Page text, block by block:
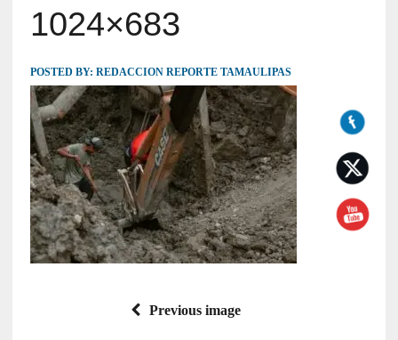
1024×683
POSTED BY: REDACCION REPORTE TAMAULIPAS
Previous image